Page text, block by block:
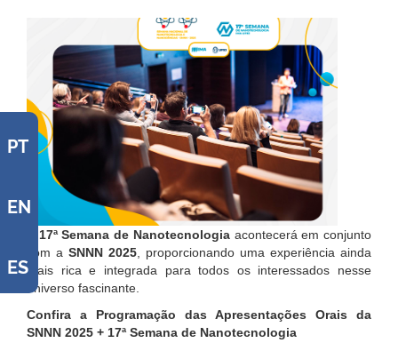
PT
EN
ES
17ª Semana de Nanotecnologiaacontecerá em conjunto
com a SNNN 2025 , proporcionando uma experiência ainda
mais rica e integrada para todos os interessados nesse
universo fascinante.
Confira a Programação das Apresentações Orais da
SNNN 2025 + 17ª Semana de Nanotecnologia